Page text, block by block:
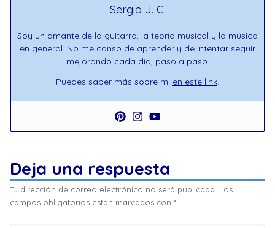
Sergio J. C.
Soy un amante de la guitarra, la teoría musical y la música
en general. No me canso de aprender y de intentar seguir
mejorando cada día, paso a paso.
Puedes saber más sobre mi en este link.
Deja una respuesta
Tu dirección de correo electrónico no será publicada. Los
campos obligatorios están marcados con *